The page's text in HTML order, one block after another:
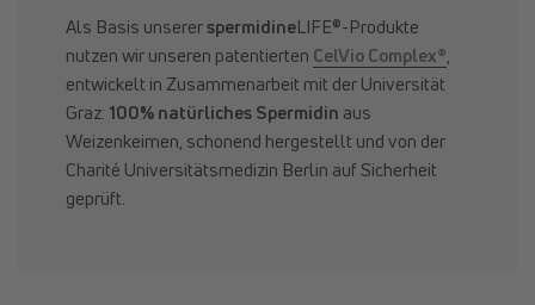
Als Basis unsererspermidineLIFE®-Produkte
nutzen wir unseren patentierten CelVio Complex®,
entwickelt in Zusammenarbeit mit der Universität
Graz: 100% natürliches Spermidin aus
Weizenkeimen, schonend hergestellt und von der
Charité Universitätsmedizin Berlin auf Sicherheit
geprüft.